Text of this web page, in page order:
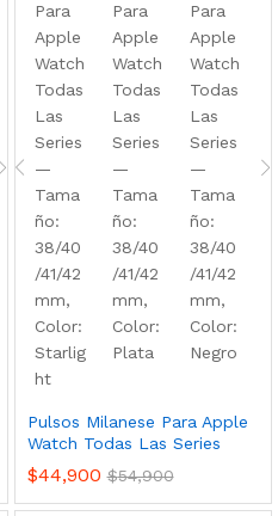
Pulsos Milanese Para Apple
Watch Todas Las Series
$44,900 $54,900